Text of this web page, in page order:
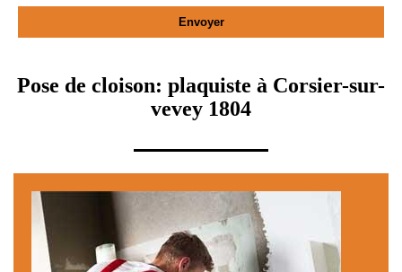
Pose de cloison: plaquiste à Corsier-sur-
vevey 1804